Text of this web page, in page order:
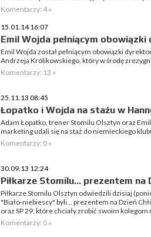
Komentarzy: 4 »
15.01.14 16:07
Emil Wojda pełniącym
Emil Wojda został pełniącym obowiązki
Andrzeja Królikowskiego, który w środę
Komentarzy: 13 »
25.11.13 08:45
Łopatko i Wojda na stażu w
Adam Łopatko, trener Stomilu Olsztyn oraz
marketing udali się na staż do niemieckiego
Komentarzy: 0 »
30.09.13 12:24
Piłkarze Stomilu... prezentem na
Piłkarze Stomilu Olsztyn odwiedzili dzisiaj
"Biało-niebiescy" byli... prezentem na Dzień
oraz SP 29, które chciały zrobić swoim kolegom
Komentarzy: 0 »